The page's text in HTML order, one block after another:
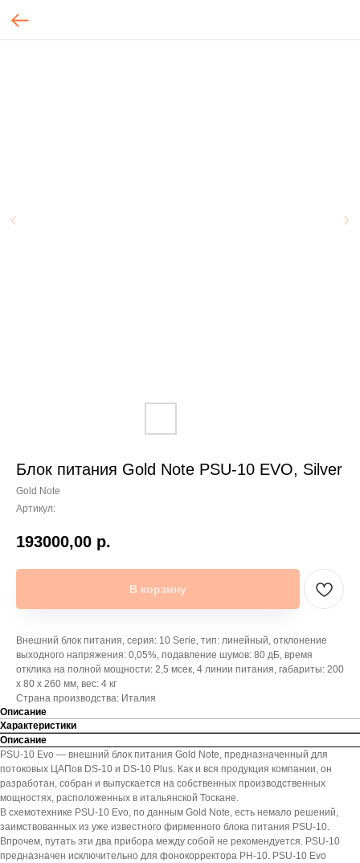
Блок питания Gold Note PSU-10 EVO, Silver
Gold Note
Артикул:
193000,00 р.
В корзину
Внешний блок питания, серия: 10 Serie, тип: линейный, отклонение
выходного напряжения: 0,05%, подавление шумов: 80 дБ, время
отклика на полной мощности: 2,5 мсек, 4 линии питания, габариты: 200
х 80 х 260 мм, вес: 4 кг
Страна производства: Италия
Описание
Характеристики
Описание
PSU-10 Evo — внешний блок питания Gold Note, предназначенный для
потоковых ЦАПов DS-10 и DS-10 Plus. Как и вся продукция компании, он
разработан, собран и выпускается на собственных производственных
мощностях, расположенных в итальянской Тоскане.
В схемотехнике PSU-10 Evo, по данным Gold Note, есть немало решений,
заимствованных из уже известного фирменного блока питания PSU-10.
Впрочем, путать эти два прибора между собой не рекомендуется. PSU-10
предназначен исключительно для фонокорректора PH-10. PSU-10 Evo